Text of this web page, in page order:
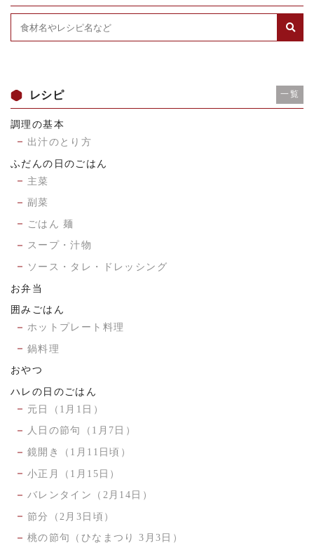
レシピ 一覧
調理の基本
出汁のとり方
ふだんの日のごはん
主菜
副菜
ごはん 麺
スープ・汁物
ソース・タレ・ドレッシング
お弁当
囲みごはん
ホットプレート料理
鍋料理
おやつ
ハレの日のごはん
元日（1月1日）
人日の節句（1月7日）
鏡開き（1月11日頃）
小正月（1月15日）
バレンタイン（2月14日）
節分（2月3日頃）
桃の節句（ひなまつり 3月3日）